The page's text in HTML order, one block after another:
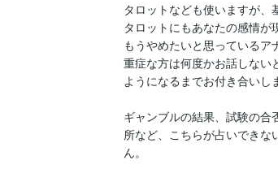
タロットなども使いますが、
タロットにもあなたの感情が
もうやめたいと思っているア
重症な方は何度かお話しない
ようになるまでお付き合いし
ギャンブルの結果、試験の
所など、こちらが占いでき
ん。